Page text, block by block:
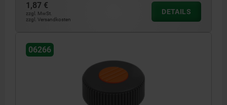
1,87 €
zzgl. MwSt.
zzgl. Versandkosten
DETAILS
06266